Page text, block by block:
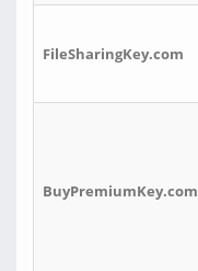
FileSharingKey.com
BuyPremiumKey.com